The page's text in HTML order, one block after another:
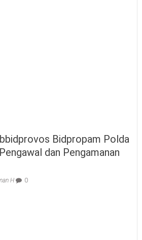
Bidpropam Polda
dan Pengamanan
H 0